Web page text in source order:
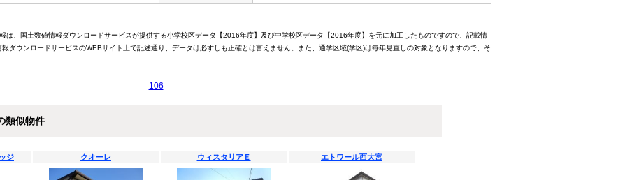
は、国土数値情報ダウンロードサービスが提供する小学校区データ【2016年度】及び中学校区データ【2016年度】を元に加工したものですので、記載情
ダウンロードサービスのWEBサイト上で記述通り、データは必ずしも正確とは言えません。また、通学区域(学区)は毎年見直しの対象となりますので、そ
106
類似物件
ジ クオーレ ウィスタリアＥ エトワール西大宮